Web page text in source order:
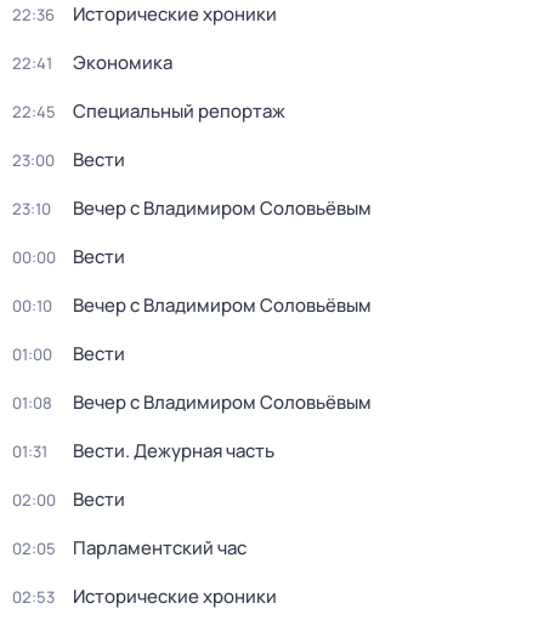
22:36 Исторические хроники
22:41 Экономика
22:45 Специальный репортаж
23:00 Вести
23:10 Вечер с Владимиром Соловьёвым
00:00 Вести
00:10 Вечер с Владимиром Соловьёвым
01:00 Вести
01:08 Вечер с Владимиром Соловьёвым
01:31 Вести. Дежурная часть
02:00 Вести
02:05 Парламентский час
02:53 Исторические хроники